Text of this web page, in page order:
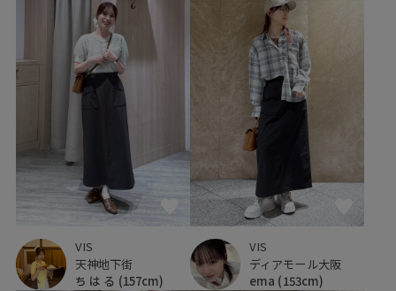
VIS
天神地下街
ち は る (157cm)
VIS
ディアモール大阪
ema (153cm)